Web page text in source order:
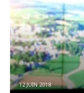
12 JUIN 2018